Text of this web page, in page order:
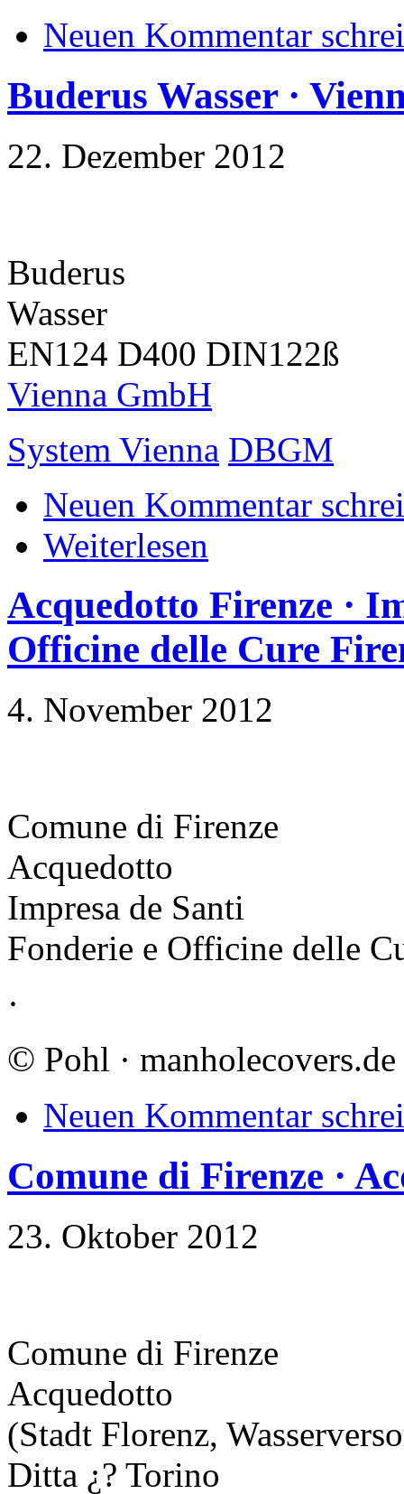
Neuen Kommentar
Buderus Wasser ·
22. Dezember 2012
Buderus
Wasser
EN124 D400 DIN122ß
Vienna GmbH
System Vienna DBGM
Neuen Kommentar
Weiterlesen
Acquedotto Firenze ·
Officine delle Cure
4. November 2012
Comune di Firenze
Acquedotto
Impresa de Santi
Fonderie e Officine delle
·
© Pohl · manholecovers.de
Neuen Kommentar
Comune di Firenze ·
23. Oktober 2012
Comune di Firenze
Acquedotto
(Stadt Florenz,
Ditta ¿? Torino